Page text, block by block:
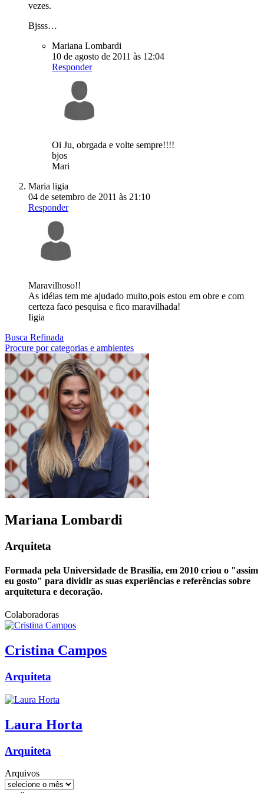
vezes.
Bjsss…
Mariana Lombardi
10 de agosto de 2011 às 12:04
Responder
Oi Ju, obrgada e volte sempre!!!!
bjos
Mari
Maria ligia
04 de setembro de 2011 às 21:10
Responder
Maravilhoso!!
As idéias tem me ajudado muito,pois estou em obre e com
certeza faco pesquisa e fico maravilhada!
Iigia
Busca Refinada
Procure por categorias e ambientes
Mariana Lombardi
Arquiteta
Formada pela Universidade de Brasília, em 2010 criou o "assim
eu gosto" para dividir as suas experiências e referências sobre
arquitetura e decoração.
Colaboradoras
Cristina Campos
Arquiteta
Laura Horta
Arquiteta
Arquivos